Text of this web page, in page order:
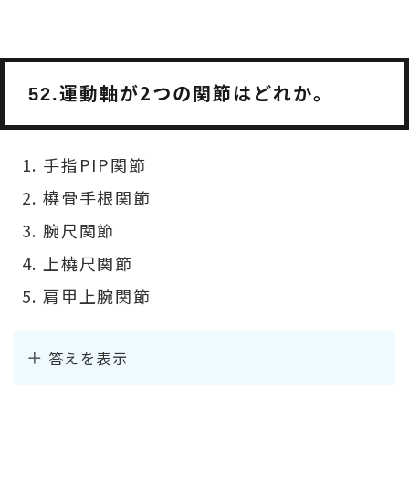
52.運動軸が2つの関節はどれか。
手指PIP関節
橈骨手根関節
腕尺関節
上橈尺関節
肩甲上腕関節
答えを表示